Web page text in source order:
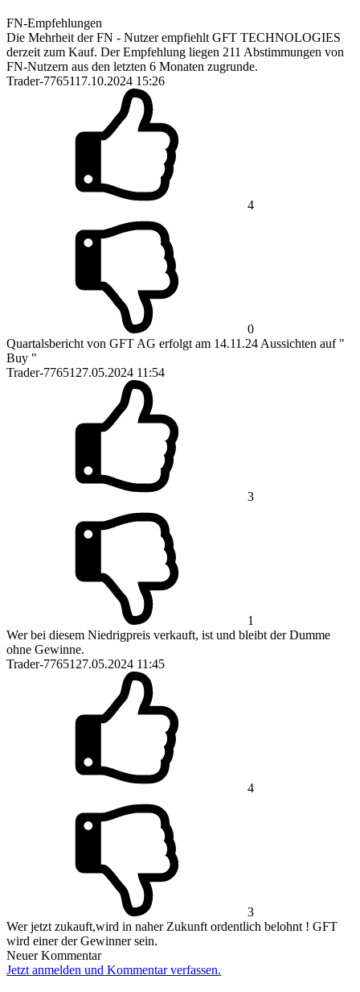
FN-Empfehlungen
Die Mehrheit der FN - Nutzer empfiehlt GFT TECHNOLOGIES
derzeit zum Kauf. Der Empfehlung liegen 211 Abstimmungen von
FN-Nutzern aus den letzten 6 Monaten zugrunde.
Trader-7765117.10.2024 15:26
4
0
Quartalsbericht von GFT AG erfolgt am 14.11.24 Aussichten auf "
Buy "
Trader-77651 27.05.2024 11:54
3
1
Wer bei diesem Niedrigpreis verkauft, ist und bleibt der Dumme
ohne Gewinne.
Trader-77651 27.05.2024 11:45
4
3
Wer jetzt zukauft,wird in naher Zukunft ordentlich belohnt ! GFT
wird einer der Gewinner sein.
Neuer Kommentar
Jetzt anmelden und Kommentar verfassen.